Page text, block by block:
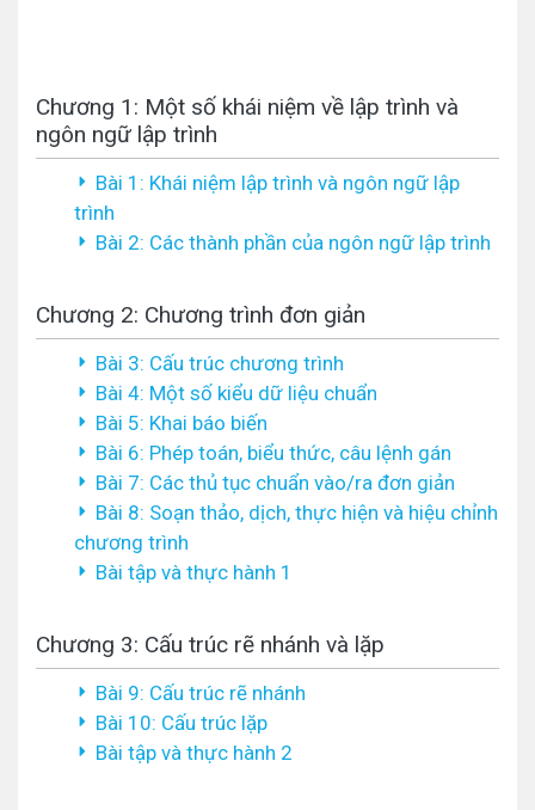
Chương 1: Một số khái niệm về lập trình và
ngôn ngữ lập trình
Bài 1: Khái niệm lập trình và ngôn ngữ lập
trình
Bài 2: Các thành phần của ngôn ngữ lập trình
Chương 2: Chương trình đơn giản
Bài 3: Cấu trúc chương trình
Bài 4: Một số kiểu dữ liệu chuẩn
Bài 5: Khai báo biến
Bài 6: Phép toán, biểu thức, câu lệnh gán
Bài 7: Các thủ tục chuẩn vào/ra đơn giản
Bài 8: Soạn thảo, dịch, thực hiện và hiệu chỉnh
chương trình
Bài tập và thực hành 1
Chương 3: Cấu trúc rẽ nhánh và lặp
Bài 9: Cấu trúc rẽ nhánh
Bài 10: Cấu trúc lặp
Bài tập và thực hành 2